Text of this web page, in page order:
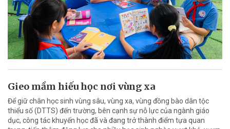
Gieo mầm hiếu học nơi vùng xa
Để giữ chân học sinh vùng sâu, vùng xa, vùng đồng bào dân tộc
thiểu số (DTTS) đến trường, bên cạnh sự nỗ lực của ngành giáo
dục, công tác khuyến học đã và đang trở thành điểm tựa quan